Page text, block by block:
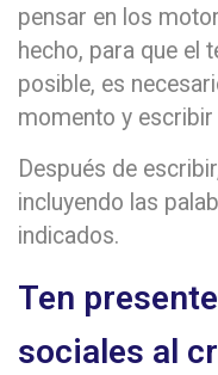
pensar en los
hecho, para que el
posible, es
momento y escribir
Después de
incluyendo las
indicados.
Ten
sociales al